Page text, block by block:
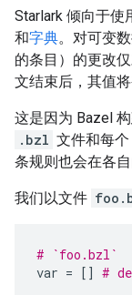
Starlark 倾向于使
和字典。对可变
的条目）的更改
文结束后，其值将
这是因为 Bazel
.bzl 文件和每个
条规则也会在各
我们以文件
# `foo.bzl`
var = [] #